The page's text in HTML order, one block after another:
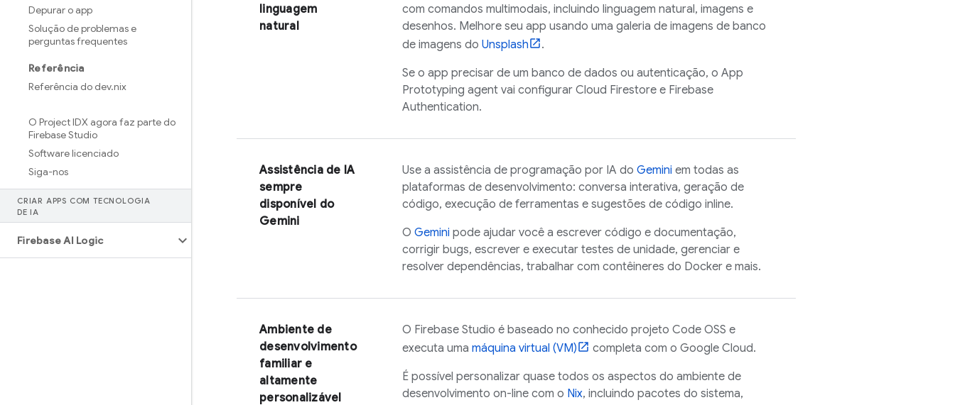
Depurar o app
Solução de problemas e
perguntas frequentes
Referência
Referência do dev.nix
O Project IDX agora faz parte do
Firebase Studio
Software licenciado
Siga-nos
CRIAR APPS COM TECNOLOGIA
DE IA
Firebase AI Logic
linguagem
natural
com comandos multimodais, incluindo linguagem natural, imagens e
desenhos. Melhore seu app usando uma galeria de imagens de banco
de imagens do Unsplash
.
Se o app precisar de um banco de dados ou autenticação, o App
Prototyping agent vai configurar Cloud Firestore e Firebase
Authentication.
Assistência de IA
sempre
disponível do
Gemini
Use a assistência de programação por IA do Gemini em todas as
plataformas de desenvolvimento: conversa interativa, geração de
código, execução de ferramentas e sugestões de código inline.
O Gemini pode ajudar você a escrever código e documentação,
corrigir bugs, escrever e executar testes de unidade, gerenciar e
resolver dependências, trabalhar com contêineres do Docker e mais.
Ambiente de
desenvolvimento
familiar e
altamente
personalizável
O Firebase Studio é baseado no conhecido projeto Code OSS e
executa uma máquina virtual (VM) completa com o Google Cloud.
É possível personalizar quase todos os aspectos do ambiente de
desenvolvimento on-line com o Nix, incluindo pacotes do sistema,